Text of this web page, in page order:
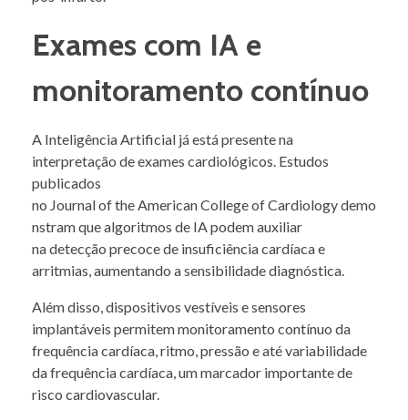
Exames com IA e
monitoramento contínuo
A Inteligência Artificial já está presente na
interpretação de exames cardiológicos. Estudos
publicados
no Journal of the American College of Cardiology demo
nstram que algoritmos de IA podem auxiliar
na detecção precoce de insuficiência cardíaca e
arritmias, aumentando a sensibilidade diagnóstica.
Além disso, dispositivos vestíveis e sensores
implantáveis permitem monitoramento contínuo da
frequência cardíaca, ritmo, pressão e até variabilidade
da frequência cardíaca, um marcador importante de
risco cardiovascular.